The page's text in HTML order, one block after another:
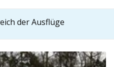
der Ausflüge